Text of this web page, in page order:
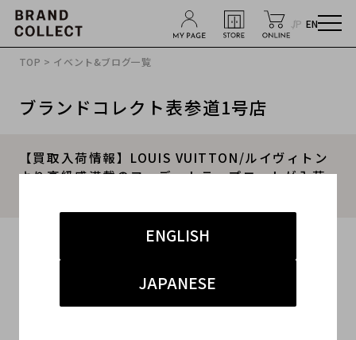
JP EN
ENGLISH
JAPANESE
TOP > イベント&ブログ一覧
ブランドコレクト表参道1号店
【買取入荷情報】LOUIS VUITTON/ルイヴィトン
より高級感満載のフーデットラップコートが入荷
#表参道1号店 ハイブランド